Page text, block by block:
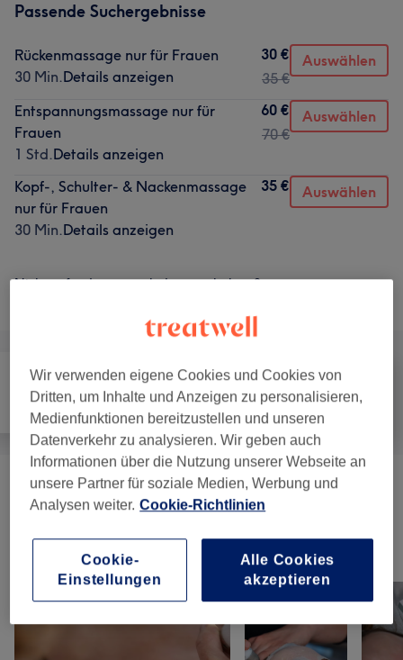
Passende Suchergebnisse
Rückenmassage nur für Frauen
30 Min.Details anzeigen
30 €
35 €
Auswählen
Entspannungsmassage nur für
Frauen
1 Std.Details anzeigen
60 €
70 €
Auswählen
Kopf-, Schulter- & Nackenmassage
nur für Frauen
30 Min.Details anzeigen
35 € Auswählen
Nicht gefunden wonach du gesucht hast?
Alle Gesicht Massage
Massagen Nur Samstag Buchbar (4) ab 30 €
Unsere Arbeit
Bild anklicken für weitere Details
Wir verwenden eigene Cookies und Cookies von
Dritten, um Inhalte und Anzeigen zu personalisieren,
Medienfunktionen bereitzustellen und unseren
Datenverkehr zu analysieren. Wir geben auch
Informationen über die Nutzung unserer Webseite an
unsere Partner für soziale Medien, Werbung und
Analysen weiter. Cookie-Richtlinien
Cookie-
Einstellungen
Alle Cookies
akzeptieren